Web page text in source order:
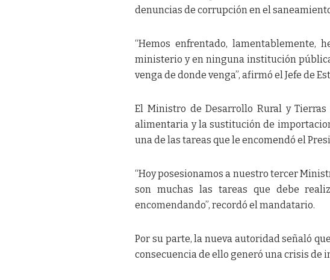
denuncias de corrupción en el
“Hemos enfrentado,
ministerio y en ninguna institución
venga de donde venga”, afirmó el Jefe de
El Ministro de Desarrollo Rural y
alimentaria y la sustitución de
una de las tareas que le encomendó el
“Hoy posesionamos a nuestro tercer
son muchas las tareas que debe
encomendando”, recordó el mandatario.
Por su parte, la nueva autoridad señaló
consecuencia de ello generó una crisis de